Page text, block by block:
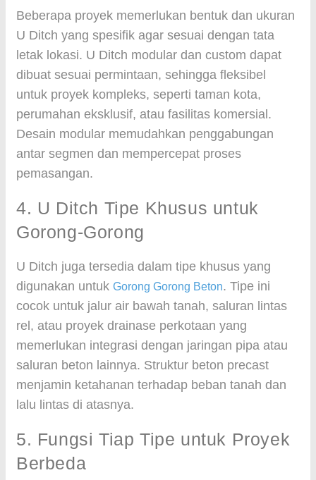
Beberapa proyek memerlukan bentuk dan ukuran
U Ditch yang spesifik agar sesuai dengan tata
letak lokasi. U Ditch modular dan custom dapat
dibuat sesuai permintaan, sehingga fleksibel
untuk proyek kompleks, seperti taman kota,
perumahan eksklusif, atau fasilitas komersial.
Desain modular memudahkan penggabungan
antar segmen dan mempercepat proses
pemasangan.
4. U Ditch Tipe Khusus untuk
Gorong-Gorong
U Ditch juga tersedia dalam tipe khusus yang
digunakan untuk Gorong Gorong Beton. Tipe ini
cocok untuk jalur air bawah tanah, saluran lintas
rel, atau proyek drainase perkotaan yang
memerlukan integrasi dengan jaringan pipa atau
saluran beton lainnya. Struktur beton precast
menjamin ketahanan terhadap beban tanah dan
lalu lintas di atasnya.
5. Fungsi Tiap Tipe untuk Proyek
Berbeda